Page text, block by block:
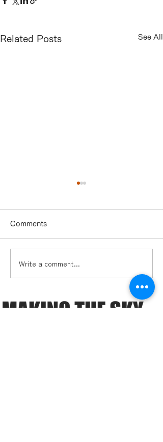
Related Posts See All
ドローンビジネス「オセ
ロの四隅」とは？ ―ドロ
ーン事業者の必須知識
Comments
Write a comment...